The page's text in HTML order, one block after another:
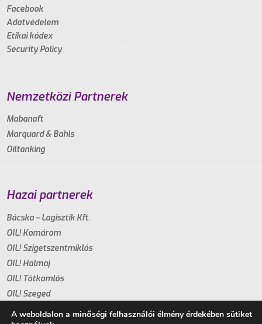
Facebook
Adatvédelem
Etikai kódex
Security Policy
Nemzetközi Partnerek
Mabanaft
Marquard & Bahls
Oiltanking
Hazai partnerek
Bácska – Logisztik Kft.
OIL! Komárom
OIL! Szigetszentmiklós
OIL! Halmaj
OIL! Tótkomlós
OIL! Szeged
A weboldalon a minőségi felhasználói élmény érdekében sütiket